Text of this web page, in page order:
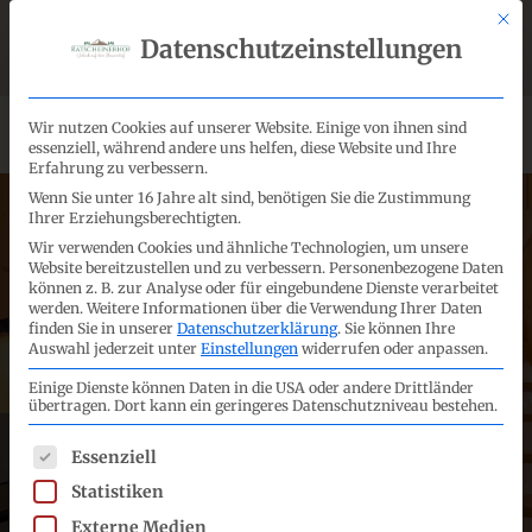
content
facebookinstagram
Entdecken Sie jetzt ihre
Lieblingsferienwohnung:
Mit
Datenschutzeinstellungen
Wir nutzen Cookies auf unserer Website. Einige von ihnen sind
essenziell, während andere uns helfen, diese Website und Ihre
Erfahrung zu verbessern.
Wenn Sie unter 16 Jahre alt sind, benötigen Sie die Zustimmung
Ihrer Erziehungsberechtigten.
Wir verwenden Cookies und ähnliche Technologien, um unsere
Website bereitzustellen und zu verbessern. Personenbezogene Daten
können z. B. zur Analyse oder für eingebundene Dienste verarbeitet
werden. Weitere Informationen über die Verwendung Ihrer Daten
finden Sie in unserer Datenschutzerklärung. Sie können Ihre
Auswahl jederzeit unter Einstellungen widerrufen oder anpassen.
Einige Dienste können Daten in die USA oder andere Drittländer
übertragen. Dort kann ein geringeres Datenschutzniveau bestehen.
Es folgt eine Liste der Service-Gruppen, für die eine
Essenziell
Statistiken
Externe Medien